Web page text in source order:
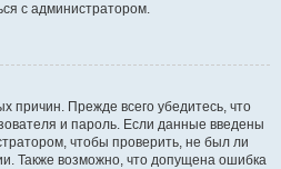
с администратором.
причин. Прежде всего убедитесь, что
и пароль. Если данные введены
чтобы проверить, не был ли
Также возможно, что допущена ошибка